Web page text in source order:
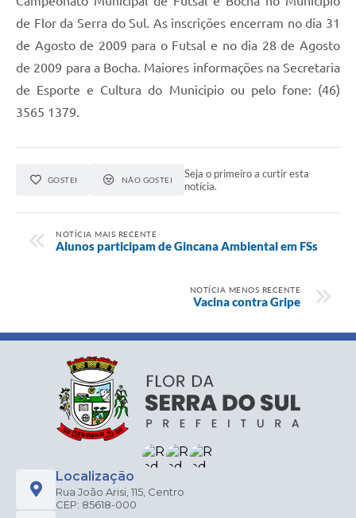
de Flor da Serra do Sul. As inscrições encerram no dia 31
de Agosto de 2009 para o Futsal e no dia 28 de Agosto
de 2009 para a Bocha. Maiores informações na Secretaria
de Esporte e Cultura do Municipio ou pelo fone: (46)
3565 1379.
GOSTEI NÃO GOSTEI
Seja o primeiro a curtir esta
notícia.
NOTÍCIA MAIS RECENTE
Alunos participam de Gincana Ambiental em FSs
NOTÍCIA MENOS RECENTE
Vacina contra Gripe
Localização
Rua João Arisi, 115, Centro
CEP: 85618-000